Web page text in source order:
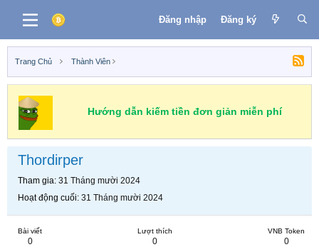
Đăng nhập Đăng ký
Trang Chủ Thành Viên
Hướng dẫn kiếm tiền đơn giản miễn phí
Thordirper
Tham gia 31 Tháng mười 2024
Hoạt động cuối 31 Tháng mười 2024
Bài viết
0
Lượt thích
0
VNB Token
0